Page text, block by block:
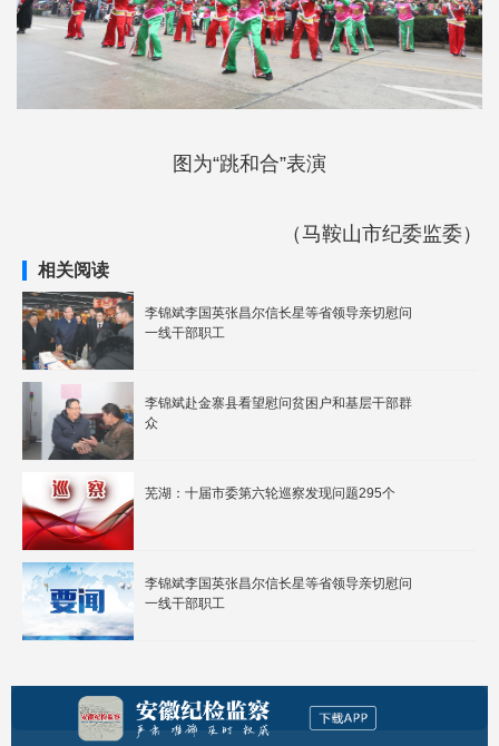
图为“跳和合”表演
（马鞍山市纪委监委）
相关阅读
李锦斌李国英张昌尔信长星等省领导亲切慰问
一线干部职工
李锦斌赴金寨县看望慰问贫困户和基层干部群
众
芜湖：十届市委第六轮巡察发现问题295个
李锦斌李国英张昌尔信长星等省领导亲切慰问
一线干部职工